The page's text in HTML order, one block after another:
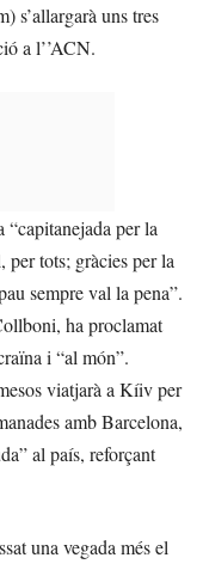
s’allargarà uns tres
a l’’ACN.
“capitanejada per la
per tots; gràcies per la
sempre val la pena”.
ha proclamat
i “al món”.
viatjarà a Kíiv per
amb Barcelona,
al país, reforçant
una vegada més el